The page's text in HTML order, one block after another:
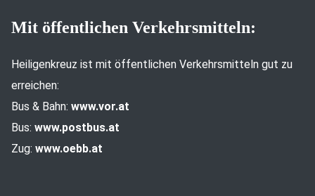
Mit öffentlichen Verkehrsmitteln:
Heiligenkreuz ist mit öffentlichen Verkehrsmitteln gut zu
erreichen:
Bus & Bahn: www.vor.at
Bus: www.postbus.at
Zug: www.oebb.at